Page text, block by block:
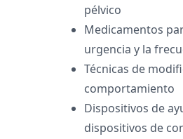
pélvico
Medicamentos
urgencia y la
Técnicas de
comportamiento
Dispositivos de
dispositivos de